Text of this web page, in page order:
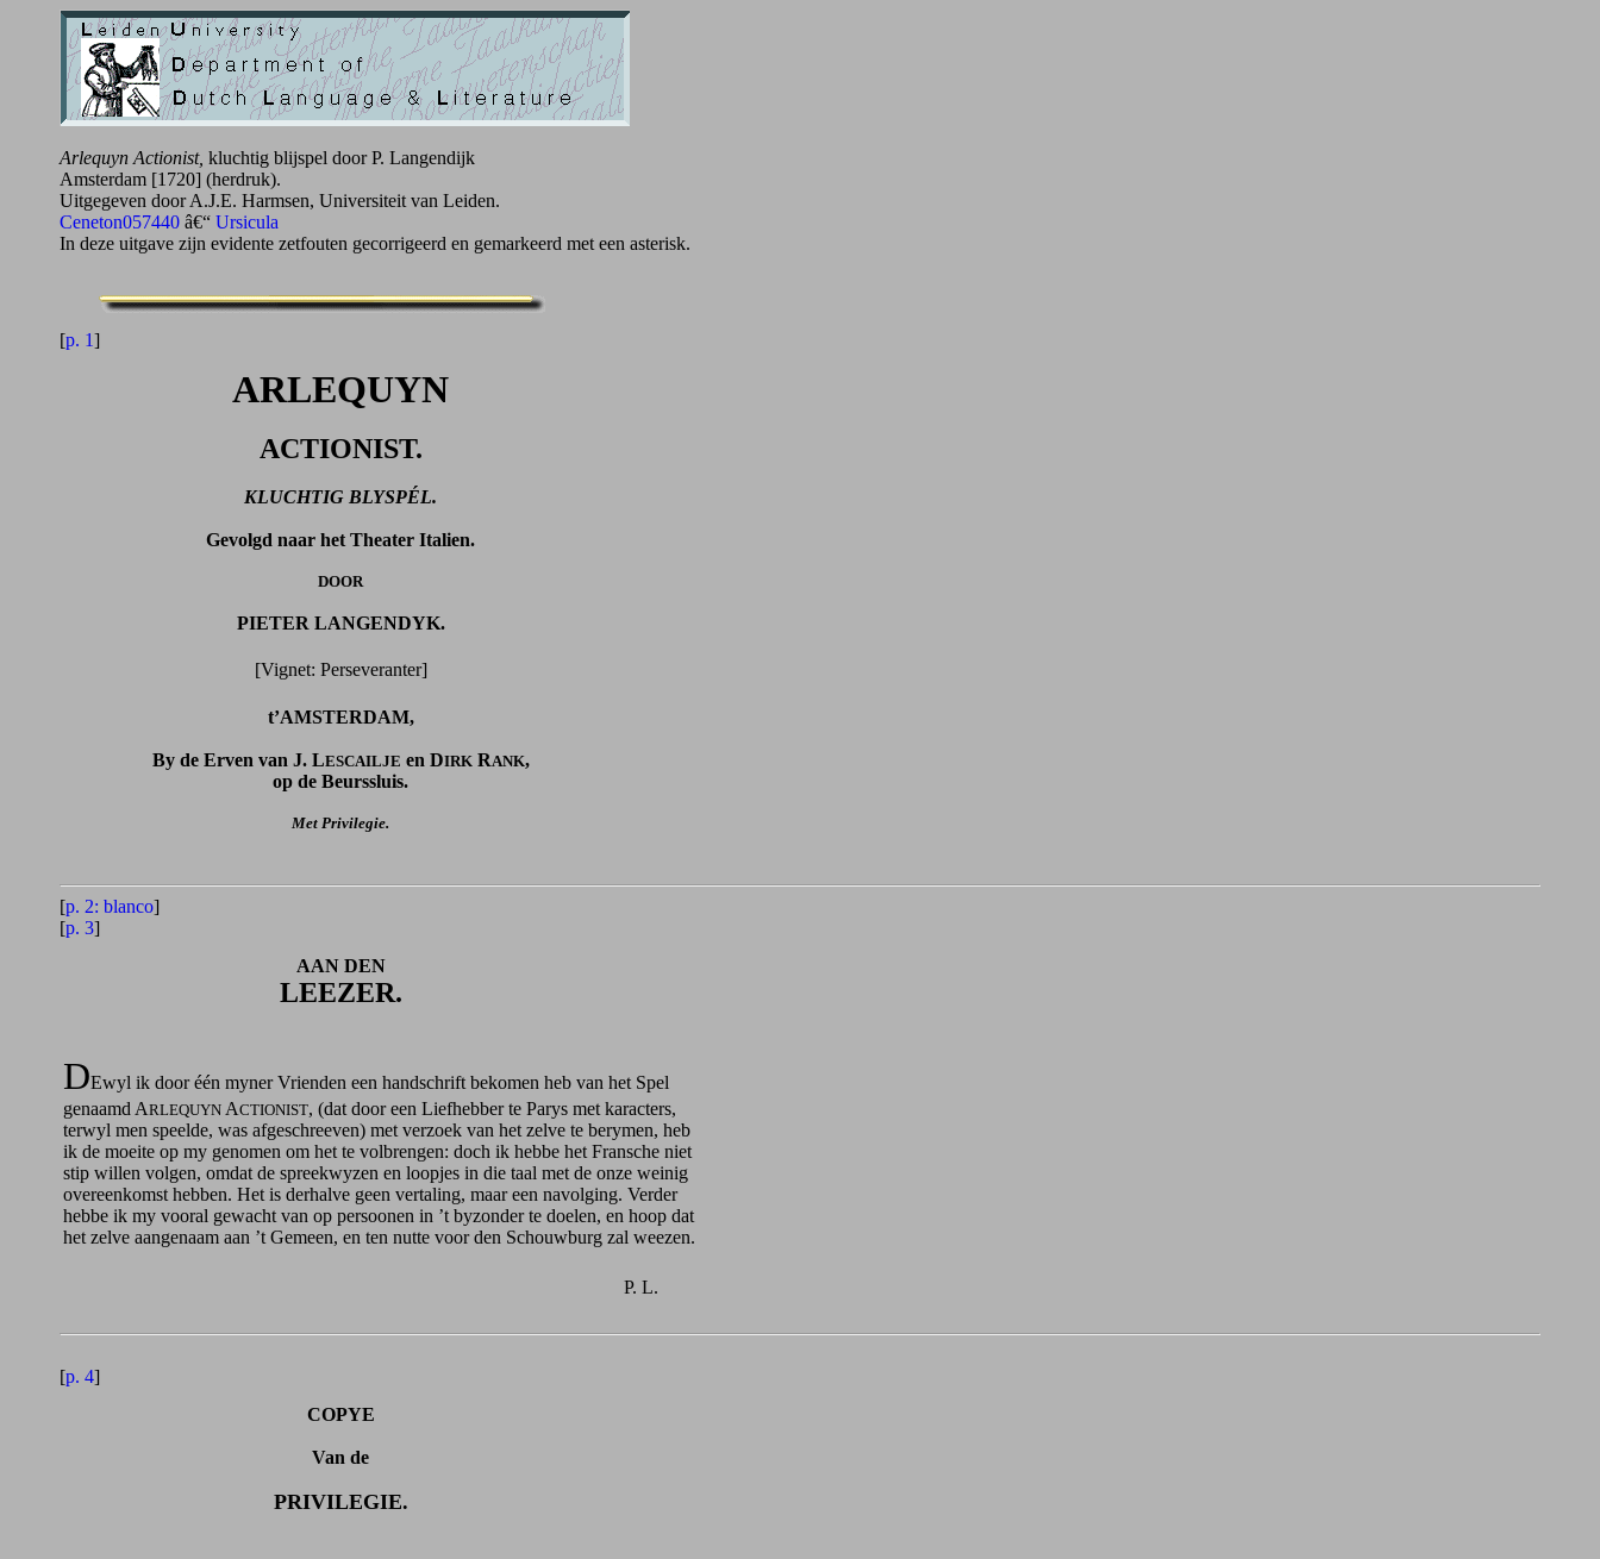
Arlequyn Actionist, kluchtig blijspel door P. Langendijk
Amsterdam [1720] (herdruk).
Uitgegeven door A.J.E. Harmsen, Universiteit van Leiden.
Ceneton057440 â€“ Ursicula
In deze uitgave zijn evidente zetfouten gecorrigeerd en gemarkeerd met een asterisk.
[p. 1]
ARLEQUYN
ACTIONIST.
KLUCHTIG BLYSPÉL.
Gevolgd naar het Theater Italien.
DOOR
PIETER LANGENDYK.
[Vignet: Perseveranter]
t’AMSTERDAM,
By de Erven van J. LESCAILJE en DIRKRANK,
op de Beurssluis.
Met Privilegie.
[p. 2: blanco]
[p. 3]
AAN DEN
LEEZER.
DEwyl ik door één myner Vrienden een handschrift bekomen heb van het Spel
genaamd ARLEQUYN ACTIONIST, (dat door een Liefhebber te Parys met karacters,
terwyl men speelde, was afgeschreeven) met verzoek van het zelve te berymen, heb
ik de moeite op my genomen om het te volbrengen: doch ik hebbe het Fransche niet
stip willen volgen, omdat de spreekwyzen en loopjes in die taal met de onze weinig
overeenkomst hebben. Het is derhalve geen vertaling, maar een navolging. Verder
hebbe ik my vooral gewacht van op persoonen in ’t byzonder te doelen, en hoop dat
het zelve aangenaam aan ’t Gemeen, en ten nutte voor den Schouwburg zal weezen.
P. L.
[p. 4]
COPYE
Van de
PRIVILEGIE.